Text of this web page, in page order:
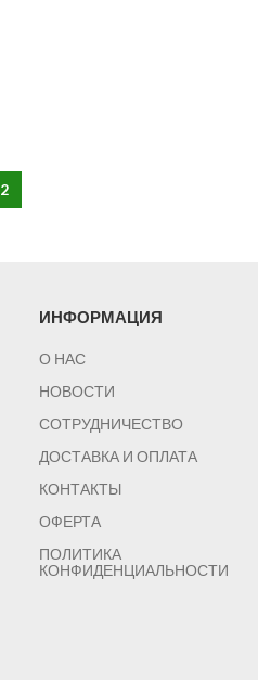
2
ИНФОРМАЦИЯ
О НАС
НОВОСТИ
СОТРУДНИЧЕСТВО
ДОСТАВКА И ОПЛАТА
КОНТАКТЫ
ОФЕРТА
ПОЛИТИКА
КОНФИДЕНЦИАЛЬНОСТИ